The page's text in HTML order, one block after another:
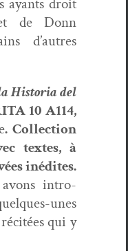
ayants droit
de Donn
d’autres
His­to­ria del
10 A114,
. Col­lec­tion
textes, à
inédites.
avons intro­
unes
qui y